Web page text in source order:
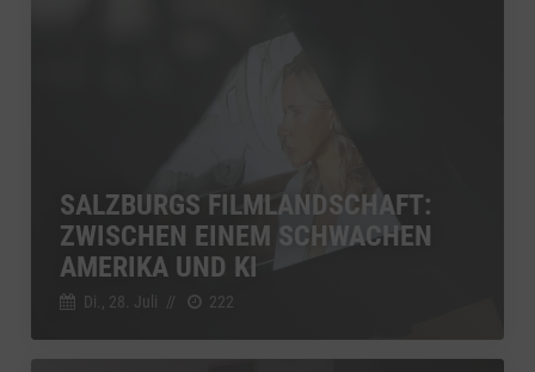
SALZBURGS FILMLANDSCHAFT:
ZWISCHEN EINEM SCHWACHEN
AMERIKA UND KI
Di., 28. Juli // 222